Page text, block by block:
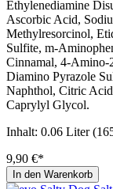
Ethylenediamine
Ascorbic Acid,
Methylresorcinol,
Sulfite, m-
Cinnamal, 4-
Diamino Pyrazole
Naphthol, Citric
Caprylyl Glycol.
Inhalt: 0.06 Liter
9,90 €*
In den Warenkorb